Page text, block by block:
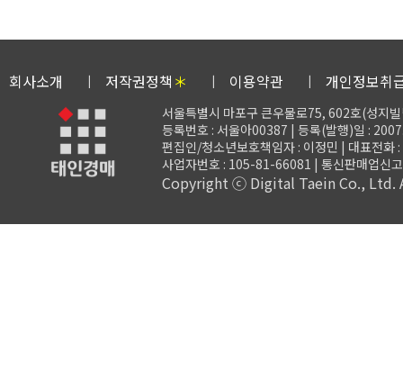
회사소개 저작권정책 ＊ 이용약관 개인정보취
서울특별시 마포구 큰우물로75, 602호(성지
등록번호 : 서울아00387 | 등록(발행)일 :
편집인/청소년보호책임자 : 이정민 | 대표전
사업자번호 : 105-81-66081 | 통신판매업
Copyright ⓒ Digital Taein Co., Ltd.